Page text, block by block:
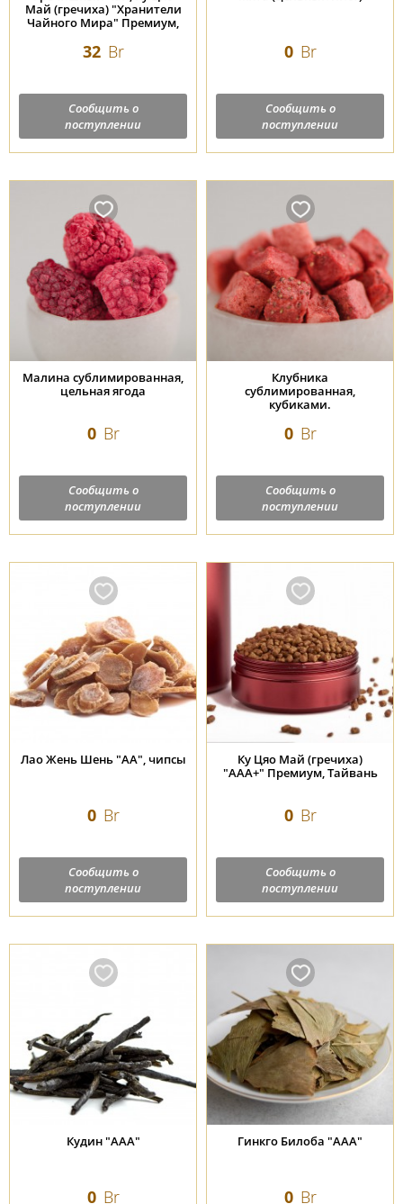
Май (гречиха) "Хранители
Чайного Мира" Премиум,
32 Br
Сообщить о
поступлении
0 Br
Сообщить о
поступлении
Малина сублимированная,
цельная ягода
0 Br
Сообщить о
поступлении
Клубника
сублимированная,
кубиками.
0 Br
Сообщить о
поступлении
Лао Жень Шень "АА", чипсы
0 Br
Сообщить о
поступлении
Ку Цяо Май (гречиха)
"AAА+" Премиум, Тайвань
0 Br
Сообщить о
поступлении
Кудин "ААА"
0 Br
Гинкго Билоба "ААА"
0 Br